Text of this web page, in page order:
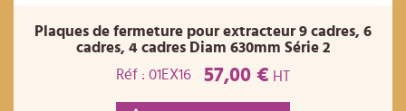
Plaques de fermeture pour extracteur 9 cadres, 6
cadres, 4 cadres Diam 630mm Série 2
Réf : 01EX16
57,00 € HT